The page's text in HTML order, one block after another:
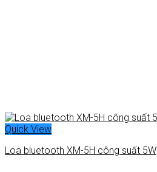
Quick View
Loa bluetooth XM-5H công suất 5W